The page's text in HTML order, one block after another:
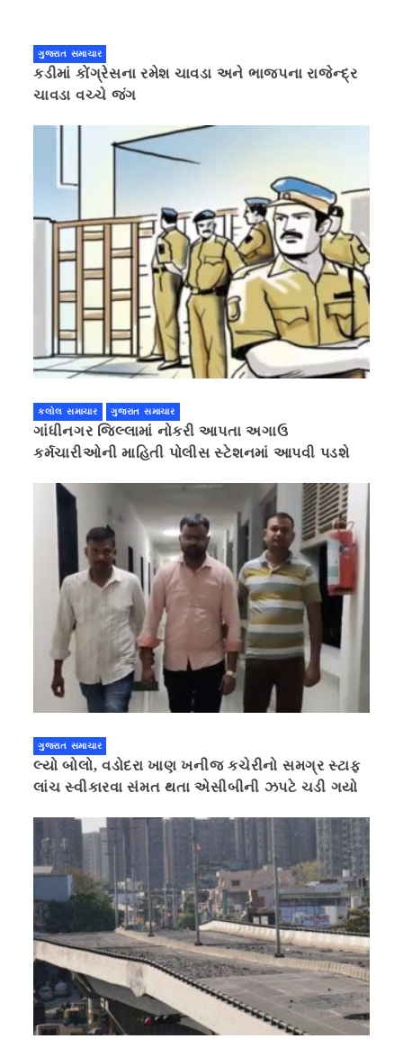
ગુજરાત સમાચાર
કડીમાં કોંગ્રેસના રમેશ ચાવડા અને ભાજપના રાજેન્દ્ર
ચાવડા વચ્ચે જંગ
કલોલ સમાચાર ગુજરાત સમાચાર
ગાંધીનગર જિલ્લામાં નોકરી આપતા અગાઉ
કર્મચારીઓની માહિતી પોલીસ સ્ટેશનમાં આપવી પડશે
ગુજરાત સમાચાર
લ્યો બોલો, વડોદરા ખાણ ખનીજ કચેરીનો સમગ્ર સ્ટાફ
લાંચ સ્વીકારવા સંમત થતા એસીબીની ઝપટે ચડી ગયો